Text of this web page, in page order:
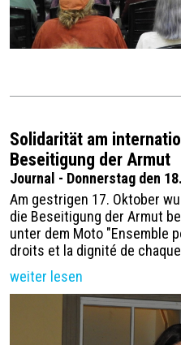
Solidarität am
Beseitigung der Armut
Journal - Donnerstag den
Am gestrigen 17. Oktober
die Beseitigung der Armut
unter dem Moto "Ensemble
droits et la dignité de
weiter lesen